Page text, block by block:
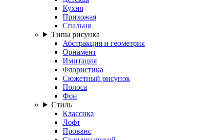
Кухня
Прихожая
Спальня
Типы рисунка
Абстракция и геометрия
Орнамент
Имитация
Флористика
Сюжетный рисунок
Полоса
Фон
Стиль
Классика
Лофт
Прованс